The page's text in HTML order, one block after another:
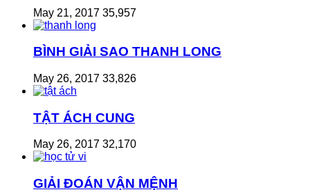
May 21, 2017 35,957
BÌNH GIẢI SAO THANH LONG
May 26, 2017 33,826
TẬT ÁCH CUNG
May 26, 2017 32,170
GIẢI ĐOÁN VẬN MỆNH